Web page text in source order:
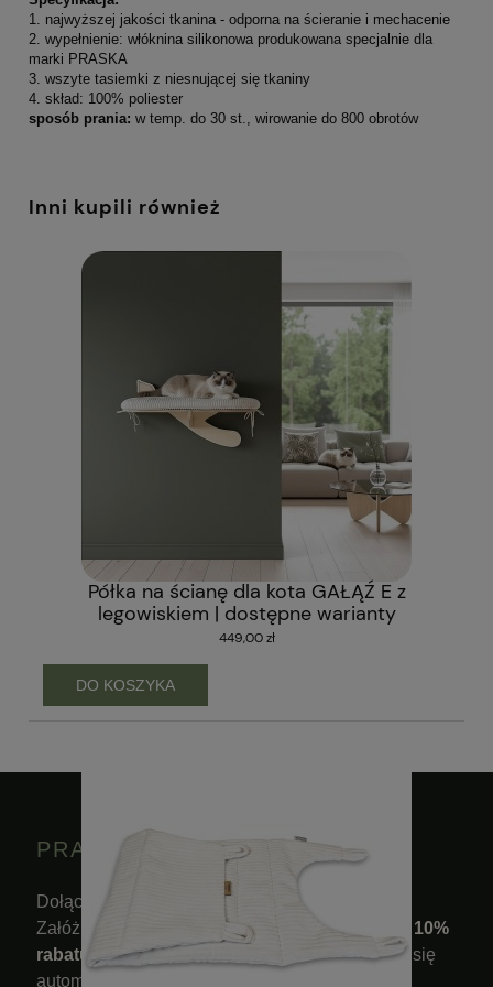
1. najwyższej jakości tkanina - odporna na ścieranie i mechacenie
2. wypełnienie: włóknina silikonowa produkowana specjalnie dla
marki PRASKA
3. wszyte tasiemki z niesnującej się tkaniny
4. skład: 100% poliester
sposób prania: w temp. do 30 st., wirowanie do 800 obrotów
Inni kupili również
Półka na ścianę dla kota GAŁĄŹ E z
legowiskiem | dostępne warianty
449,00 zł
DO KOSZYKA
PRASKA NEWSLETTER
Dołącz do świata PRASKA.
Załóż konto, zapisz się do newslettera i
odbierz 10%
rabatu na pierwsze zamówienie
. Rabat pojawi się
automatycznie w koszyku.